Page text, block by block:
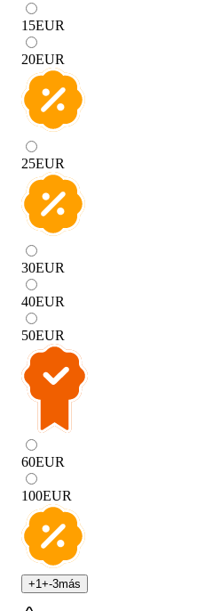
15EUR
20EUR
25EUR
30EUR
40EUR
50EUR
60EUR
100EUR
+1 +-3más